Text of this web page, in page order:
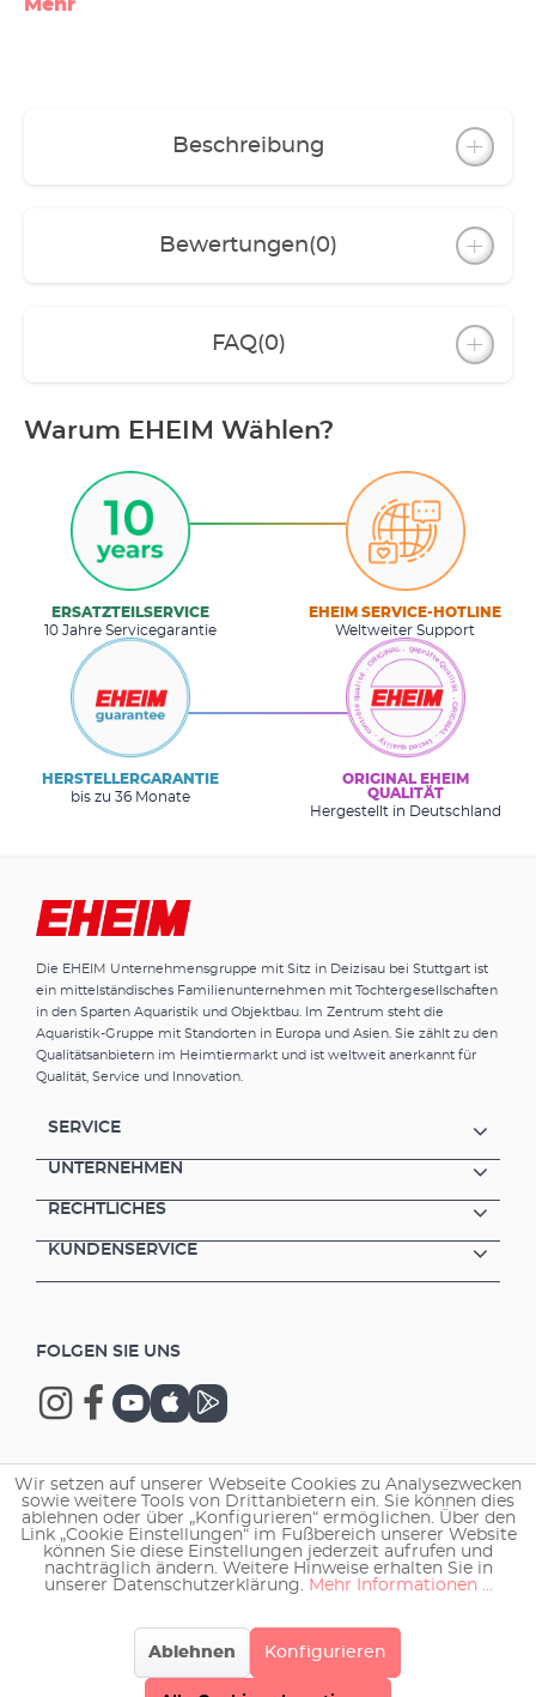
Mehr
Beschreibung
Bewertungen(0)
FAQ(0)
Warum EHEIM Wählen?
ERSATZTEILSERVICE
10 Jahre Servicegarantie
EHEIM SERVICE-HOTLINE
Weltweiter Support
HERSTELLERGARANTIE
bis zu 36 Monate
ORIGINAL EHEIM
QUALITÄT
Hergestellt in Deutschland
Die EHEIM Unternehmensgruppe mit Sitz in Deizisau bei Stuttgart ist
ein mittelständisches Familienunternehmen mit Tochtergesellschaften
in den Sparten Aquaristik und Objektbau. Im Zentrum steht die
Aquaristik-Gruppe mit Standorten in Europa und Asien. Sie zählt zu den
Qualitätsanbietern im Heimtiermarkt und ist weltweit anerkannt für
Qualität, Service und Innovation.
SERVICE
UNTERNEHMEN
RECHTLICHES
KUNDENSERVICE
FOLGEN SIE UNS
Copyright © 2026 EHEIM GmbH & Co. KG.
Wir setzen auf unserer Webseite Cookies zu Analysezwecken
sowie weitere Tools von Drittanbietern ein. Sie können dies
ablehnen oder über „Konfigurieren“ ermöglichen. Über den
Link „Cookie Einstellungen“ im Fußbereich unserer Website
können Sie diese Einstellungen jederzeit aufrufen und
nachträglich ändern. Weitere Hinweise erhalten Sie in
unserer Datenschutzerklärung. Mehr Informationen ...
Ablehnen Konfigurieren